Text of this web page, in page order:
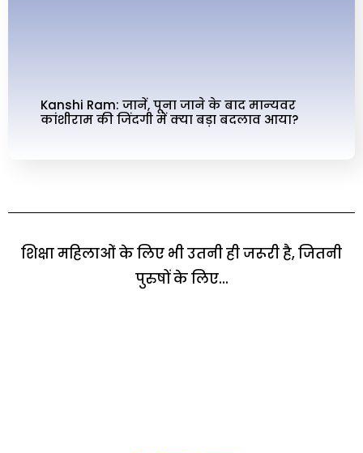
Kanshi Ram: जानें, पूना जाने के बाद मान्‍यवर
कांशीराम की जिंदगी में क्‍या बड़ा बदलाव आया?
शिक्षा महिलाओं के लिए भी उतनी ही जरूरी है, जितनी
पुरुषों के लिए...